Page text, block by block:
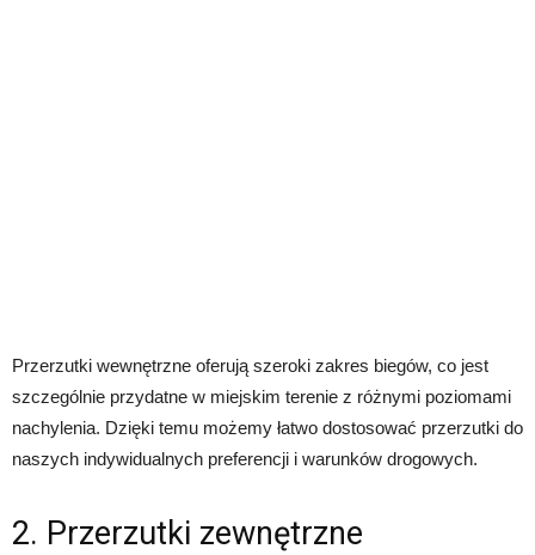
Przerzutki wewnętrzne oferują szeroki zakres biegów, co jest
szczególnie przydatne w miejskim terenie z różnymi poziomami
nachylenia. Dzięki temu możemy łatwo dostosować przerzutki do
naszych indywidualnych preferencji i warunków drogowych.
2. Przerzutki zewnętrzne